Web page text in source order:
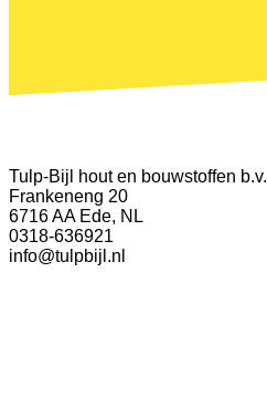
Tulp-Bijl hout en bouwstoffen b.v.
Frankeneng 20
6716 AA Ede, NL
0318-636921
info@tulpbijl.nl